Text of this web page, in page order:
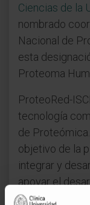
Ciencias de la
nombrado
Nacional de
esta
Proteoma
ProteoRed-
tecnología
de
objetivo de la
integrar y
apoyar el
Proteómica en